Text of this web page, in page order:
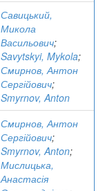
Савицький,
Микола
Васильович;
Savytskyi, Mykola;
Смирнов, Антон
Сергійович;
Smyrnov, Anton
Смирнов, Антон
Сергійович;
Smyrnov, Anton;
Мислицька,
Анастасія